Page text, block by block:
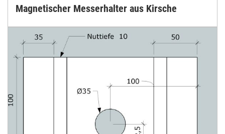
Magnetischer Messerhalter aus Kirsche